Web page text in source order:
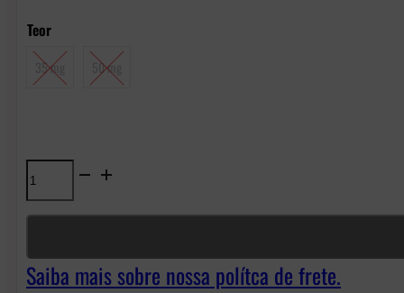
Teor
35 mg 50 mg
Líquido
Nasty
NicSalt
Saiba mais sobre nossa polítca de frete.